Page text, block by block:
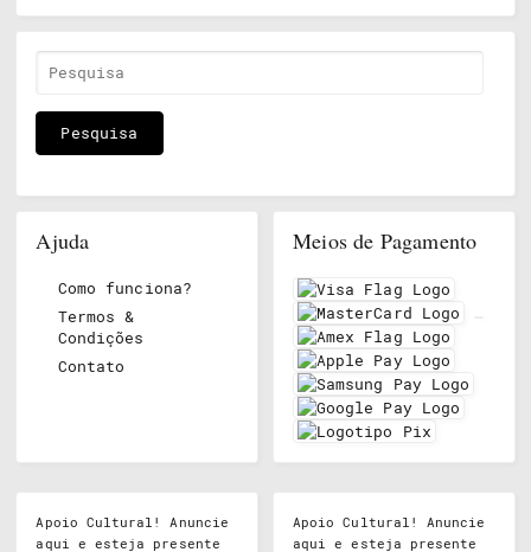
Ajuda
Como funciona?
Termos &
Condições
Contato
Meios de Pagamento
Apoio Cultural! Anuncie
aqui e esteja presente
Apoio Cultural! Anuncie
aqui e esteja presente